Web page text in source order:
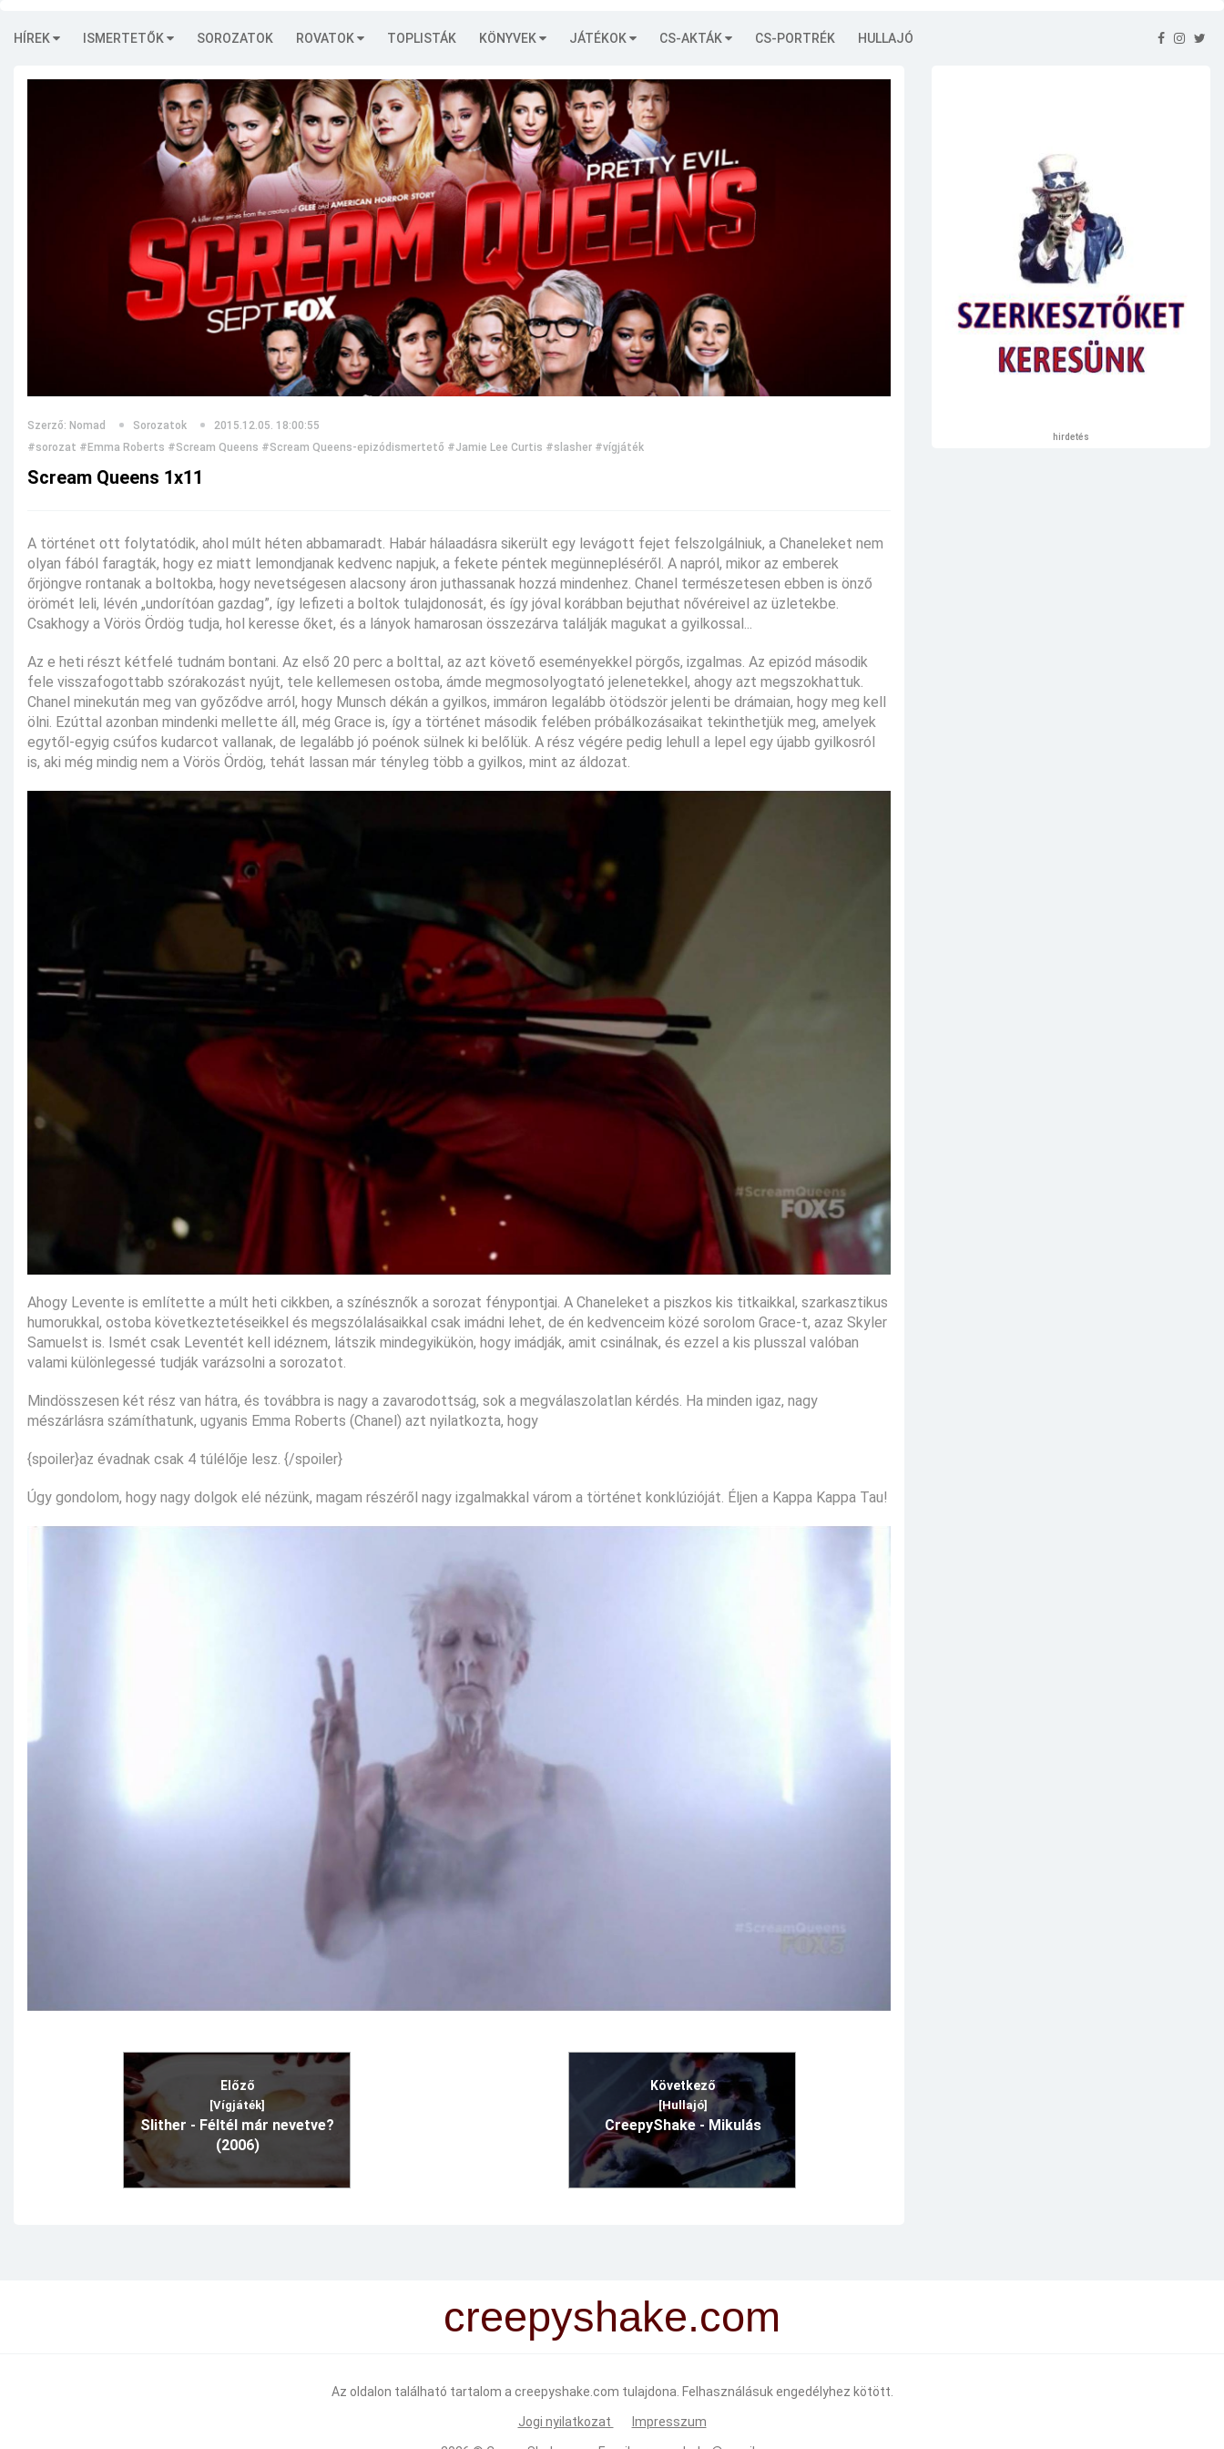
HÍREK ISMERTETŐK SOROZATOK ROVATOK TOPLISTÁK KÖNYVEK JÁTÉKOK CS-AKTÁK CS-PORTRÉK HULLAJÓ
Szerző: Nomad Sorozatok
2015.12.05. 18:00:55
#sorozat #Emma Roberts #Scream Queens #Scream Queens-epizódismertető #Jamie Lee Curtis #slasher #vígjáték
Scream Queens 1x11
A történet ott folytatódik, ahol múlt héten abbamaradt. Habár hálaadásra sikerült egy levágott fejet felszolgálniuk, a Chaneleket nem
olyan fából faragták, hogy ez miatt lemondjanak kedvenc napjuk, a fekete péntek megünnepléséről. A napról, mikor az emberek
őrjöngve rontanak a boltokba, hogy nevetségesen alacsony áron juthassanak hozzá mindenhez. Chanel természetesen ebben is önző
örömét leli, lévén „undorítóan gazdag”, így lefizeti a boltok tulajdonosát, és így jóval korábban bejuthat nővéreivel az üzletekbe.
Csakhogy a Vörös Ördög tudja, hol keresse őket, és a lányok hamarosan összezárva találják magukat a gyilkossal...
Az e heti részt kétfelé tudnám bontani. Az első 20 perc a bolttal, az azt követő eseményekkel pörgős, izgalmas. Az epizód második
fele visszafogottabb szórakozást nyújt, tele kellemesen ostoba, ámde megmosolyogtató jelenetekkel, ahogy azt megszokhattuk.
Chanel minekután meg van győződve arról, hogy Munsch dékán a gyilkos, immáron legalább ötödször jelenti be drámaian, hogy meg kell
ölni. Ezúttal azonban mindenki mellette áll, még Grace is, így a történet második felében próbálkozásaikat tekinthetjük meg, amelyek
egytől-egyig csúfos kudarcot vallanak, de legalább jó poénok sülnek ki belőlük. A rész végére pedig lehull a lepel egy újabb gyilkosról
is, aki még mindig nem a Vörös Ördög, tehát lassan már tényleg több a gyilkos, mint az áldozat.
Ahogy Levente is említette a múlt heti cikkben, a színésznők a sorozat fénypontjai. A Chaneleket a piszkos kis titkaikkal, szarkasztikus
humorukkal, ostoba következtetéseikkel és megszólalásaikkal csak imádni lehet, de én kedvenceim közé sorolom Grace-t, azaz Skyler
Samuelst is. Ismét csak Leventét kell idéznem, látszik mindegyikükön, hogy imádják, amit csinálnak, és ezzel a kis plusszal valóban
valami különlegessé tudják varázsolni a sorozatot.
Mindösszesen két rész van hátra, és továbbra is nagy a zavarodottság, sok a megválaszolatlan kérdés. Ha minden igaz, nagy
mészárlásra számíthatunk, ugyanis Emma Roberts (Chanel) azt nyilatkozta, hogy
{spoiler}az évadnak csak 4 túlélője lesz. {/spoiler}
Úgy gondolom, hogy nagy dolgok elé nézünk, magam részéről nagy izgalmakkal várom a történet konklúzióját. Éljen a Kappa Kappa Tau!
Előző
[Vígjáték]
Slither - Féltél már nevetve?
(2006)
Következő
[Hullajó]
CreepyShake - Mikulás
hirdetés
creepyshake.com
Az oldalon található tartalom a creepyshake.com tulajdona. Felhasználásuk engedélyhez kötött.
Jogi nyilatkozat Impresszum